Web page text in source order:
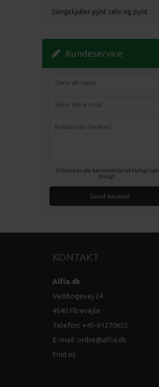
Sangskjuler pynt selv og pynt
Kundeservice
Vi besvarer alle henvendelser så hurtigt som
muligt.
KONTAKT
Alfia.dk
Veddingevej 24
4540 Fårevejle
Telefon: +45-61270655
E-mail: ordre@alfia.dk
Find os